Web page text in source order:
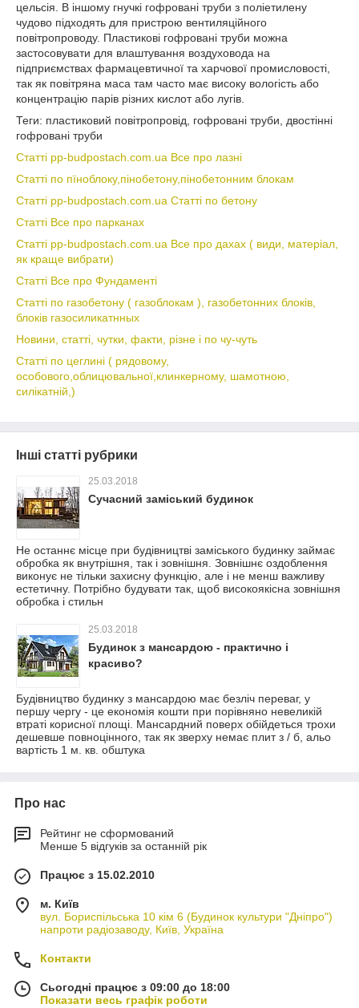
цельсія. В іншому гнучкі гофровані труби з поліетилену
чудово підходять для пристрою вентиляційного
повітропроводу. Пластикові гофровані труби можна
застосовувати для влаштування воздуховода на
підприємствах фармацевтичної та харчової промисловості,
так як повітряна маса там часто має високу вологість або
концентрацію парів різних кислот або лугів.
Теги: пластиковий повітропровід, гофровані труби, двостінні
гофровані труби
Статті pp-budpostach.com.ua Все про лазні
Статті по пїноблоку,пінобетону,пінобетонним блокам
Статті pp-budpostach.com.ua Статті по бетону
Статті Все про парканах
Статті pp-budpostach.com.ua Все про дахах ( види, матеріал,
як краще вибрати)
Статті Все про Фундаменті
Статті по газобетону ( газоблокам ), газобетонних блоків,
блоків газосиликатнных
Новини, статті, чутки, факти, різне і по чу-чуть
Статті по цеглині ( рядовому,
особового,облицювальної,клинкерному, шамотною,
силікатній,)
Інші статті рубрики
25.03.2018
Сучасний заміський будинок
Не останнє місце при будівництві заміського будинку займає
обробка як внутрішня, так і зовнішня. Зовнішнє оздоблення
виконує не тільки захисну функцію, але і не менш важливу
естетичну. Потрібно будувати так, щоб високоякісна зовнішня
обробка і стильн
25.03.2018
Будинок з мансардою - практично і
красиво?
Будівництво будинку з мансардою має безліч переваг, у
першу чергу - це економія кошти при порівняно невеликій
втраті корисної площі. Мансардний поверх обійдеться трохи
дешевше повноцінного, так як зверху немає плит з / б, альо
вартість 1 м. кв. обштука
Про нас
Рейтинг не сформований
Менше 5 відгуків за останній рік
Працює з 15.02.2010
м. Київ
вул. Бориспільська 10 кім 6 (Будинок культури "Дніпро")
напроти радіозаводу, Київ, Україна
Контакти
Сьогодні працює з 09:00 до 18:00
Показати весь графік роботи